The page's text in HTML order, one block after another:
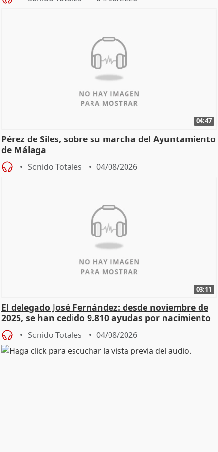
04:47
Pérez de Siles, sobre su marcha del Ayuntamiento
de Málaga
Sonido Totales 04/08/2026
03:11
El delegado José Fernández: desde noviembre de
2025, se han cedido 9.810 ayudas por nacimiento
Sonido Totales 04/08/2026